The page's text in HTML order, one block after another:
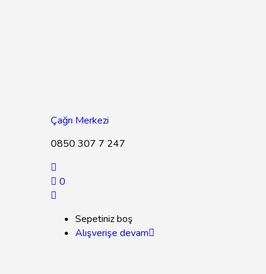
Çağrı Merkezi
0850 307 7 247
0
Sepetiniz boş
Alışverişe devam